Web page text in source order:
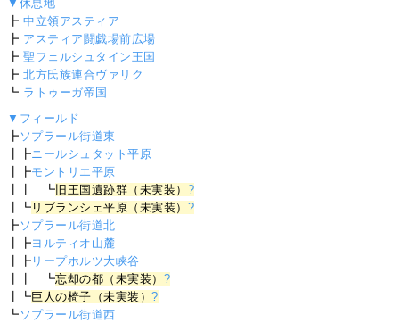
▼休息地
┣中立領アスティア
┣ アスティア闘戯場前広場
┣聖フェルシュタイン王国
┣北方氏族連合ヴァリク
┗ ラトゥーガ帝国
▼フィールド
┣ ソプラール街道東
┃┣ニールシュタット平原
┃┣モントリエ平原
┃┃ ┗ 旧王国遺跡群（未実装） ?
┃┗ リブランシェ平原（未実装） ?
┣ ソプラール街道北
┃┣ヨルティオ山麓
┃┣ リープホルツ大峡谷
┃┃ ┗忘却の都（未実装） ?
┃┗巨人の椅子（未実装）?
┗ ソプラール街道西